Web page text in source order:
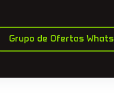
Grupo de Ofertas Whats